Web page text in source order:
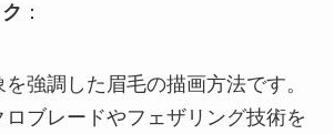
：
強調した眉毛の描画方法です。
ブレードやフェザリング技術を